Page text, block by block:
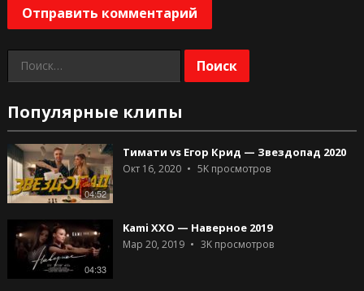
Найти:
Популярные клипы
04:52
Тимати vs Егор Крид — Звездопад 2020
Окт 16, 2020 5Kпросмотров
04:33
Kami XXO — Наверное 2019
Мар 20, 2019 3Kпросмотров